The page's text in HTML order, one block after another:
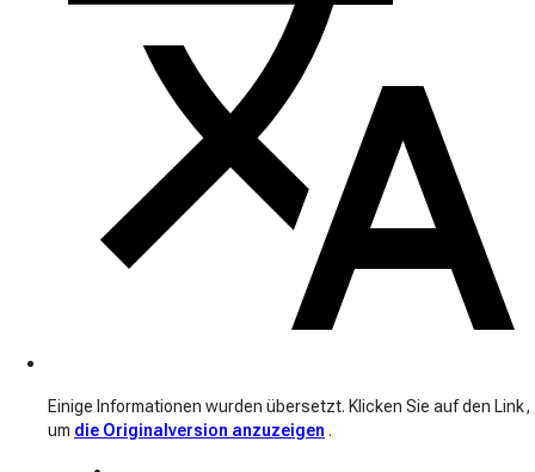
Einige Informationen wurden übersetzt. Klicken Sie auf den Link,
um die Originalversion anzuzeigen .